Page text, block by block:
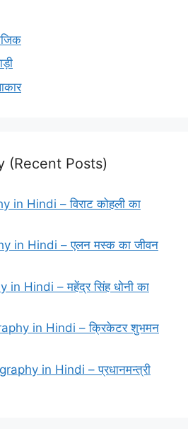
(Recent Posts)
Hindi – विराट कोहली का
in Hindi – एलन मस्क का जीवन
Hindi – महेंद्र सिंह धोनी का
in Hindi – क्रिकेटर शुभमन
in Hindi – प्रधानमन्त्री